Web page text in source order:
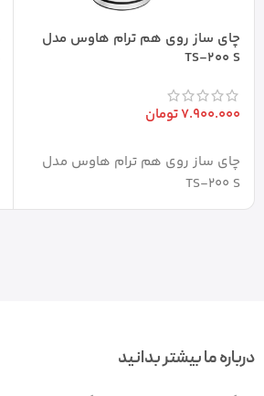
چای ساز روی هم ترام هاوس مدل
TS-200 S
7.900.000تومان
چای ساز روی هم ترام هاوس مدل
TS-200 S
درباره ما بیشتر بدانید